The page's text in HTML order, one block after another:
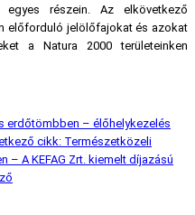
egyes részein. Az elkövetkező
előforduló jelölőfajokat és azokat
a Natura 2000 területeinken
erdőtömbben – élőhelykezelés
cikk: Természetközeli
A KEFAG Zrt. kiemelt díjazású